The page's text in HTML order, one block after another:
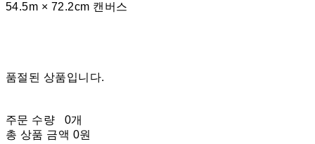
54.5m × 72.2cm 캔버스
품절된 상품입니다.
주문 수량
0개
총 상품 금액 0원